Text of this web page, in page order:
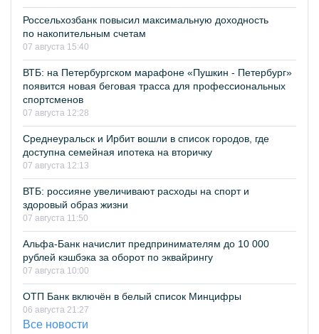
Россельхозбанк повысил максимальную доходность
по накопительным счетам
07 августа 15:40
ВТБ: на Петербургском марафоне «Пушкин - Петербург»
появится новая беговая трасса для профессиональных
спортсменов
07 августа 12:28
Среднеуральск и Ирбит вошли в список городов, где
доступна семейная ипотека на вторичку
07 августа 12:13
ВТБ: россияне увеличивают расходы на спорт и
здоровый образ жизни
07 августа 11:50
Альфа-Банк начислит предпринимателям до 10 000
рублей кэшбэка за оборот по эквайрингу
07 августа 10:00
ОТП Банк включён в белый список Минцифры
06 августа 21:27
Все новости